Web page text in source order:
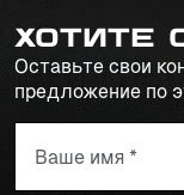
Хотите
Оставьте свои
предложение по